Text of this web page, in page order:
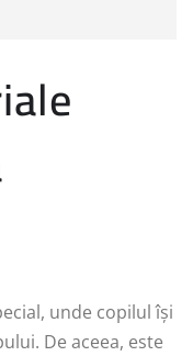
unde copilul își
De aceea, este